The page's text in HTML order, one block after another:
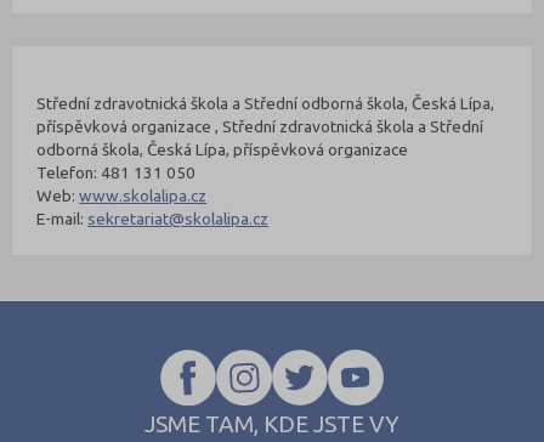
Střední zdravotnická škola a Střední odborná škola, Česká Lípa,
příspěvková organizace , Střední zdravotnická škola a Střední
odborná škola, Česká Lípa, příspěvková organizace
Telefon: 481 131 050
Web:www.skolalipa.cz
E-mail: sekretariat@skolalipa.cz
JSME TAM, KDE JSTE VY